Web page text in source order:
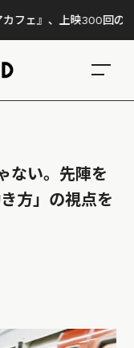
映300回の先で見えて
ない。先陣を
方」の視点を